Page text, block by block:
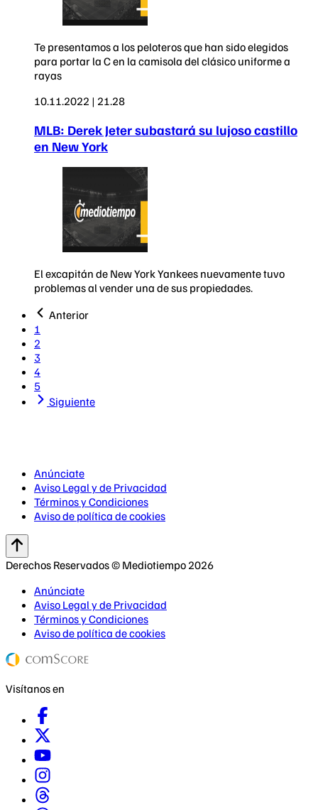
Te presentamos a los peloteros que han sido elegidos
para portar la C en la camisola del clásico uniforme a
rayas
10.11.2022 | 21.28
MLB: Derek Jeter subastará su lujoso castillo
en New York
El excapitán de New York Yankees nuevamente tuvo
problemas al vender una de sus propiedades.
Anterior
1
2
3
4
5
Siguiente
Anúnciate
Aviso Legal y de Privacidad
Términos y Condiciones
Aviso de política de cookies
Derechos Reservados © Mediotiempo 2026
Anúnciate
Aviso Legal y de Privacidad
Términos y Condiciones
Aviso de política de cookies
Visítanos en